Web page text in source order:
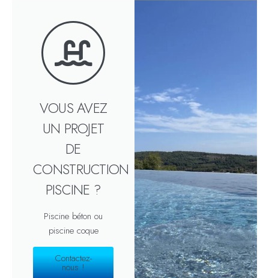
VOUS AVEZ
UN PROJET
DE
CONSTRUCTION
PISCINE ?
Piscine béton ou
piscine coque
Contactez-
nous !